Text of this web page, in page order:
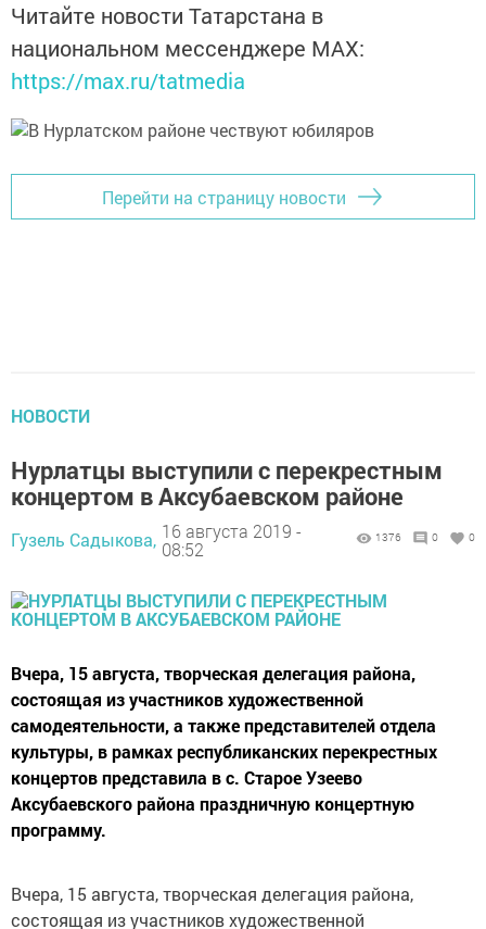
Читайте новости Татарстана в
национальном мессенджере MАХ:
https://max.ru/tatmedia
Перейти на страницу новости
НОВОСТИ
Нурлатцы выступили с перекрестным
концертом в Аксубаевском районе
Гузель Садыкова, 16 августа 2019 -
08:52
1376 0 0
Вчера, 15 августа, творческая делегация района,
состоящая из участников художественной
самодеятельности, а также представителей отдела
культуры, в рамках республиканских перекрестных
концертов представила в с. Старое Узеево
Аксубаевского района праздничную концертную
программу.
Вчера, 15 августа, творческая делегация района,
состоящая из участников художественной